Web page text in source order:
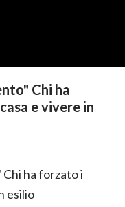
Chi ha
e vivere in
ha forzato i
esilio